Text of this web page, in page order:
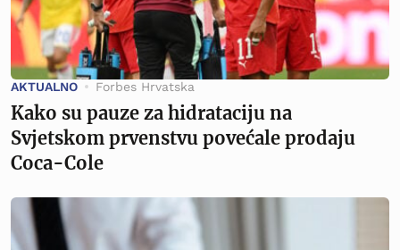
AKTUALNO Forbes Hrvatska
Kako su pauze za hidrataciju na
Svjetskom prvenstvu povećale prodaju
Coca-Cole